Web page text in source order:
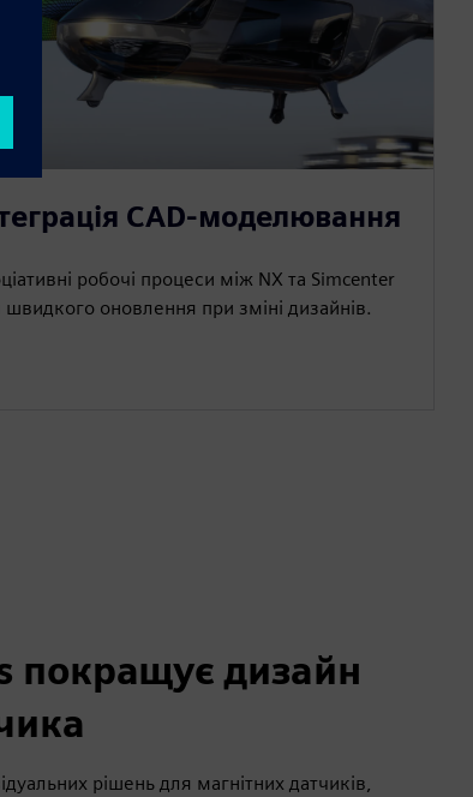
CAD-моделювання
робочі процеси між NX та Simcenter
швидкого оновлення при зміні дизайнів.
покращує дизайн
рішень для магнітних датчиків,